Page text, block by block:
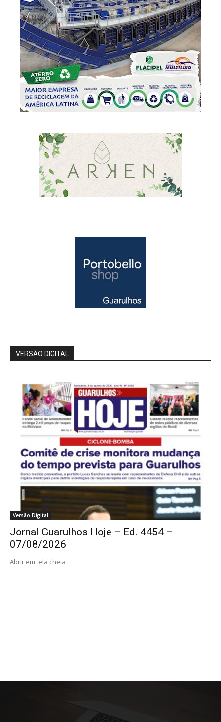
VERSÃO DIGITAL
Versão Digital
Jornal Guarulhos Hoje – Ed. 4454 –
07/08/2026
Abrir em tela cheia